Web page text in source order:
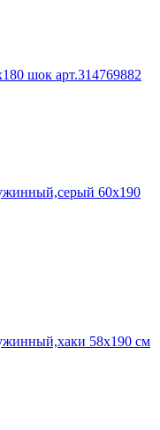
шок арт.314769882
60х190
58х190 см